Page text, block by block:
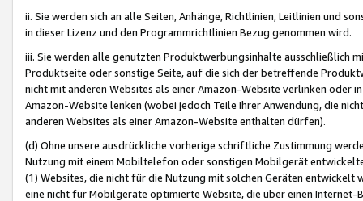
ii. Sie werden sich an alle Seiten, Anhänge, Richtlinien, Leitlinien und
in dieser Lizenz und den Programmrichtlinien Bezug genommen wird.
iii. Sie werden alle genutzten Produktwerbungsinhalte ausschließlich
Produktseite oder sonstige Seite, auf die sich der betreffende
nicht mit anderen Websites als einer Amazon-Website verlinken oder
Amazon-Website lenken (wobei jedoch Teile Ihrer Anwendung, die
anderen Websites als einer Amazon-Website enthalten dürfen).
(d) Ohne unsere ausdrückliche vorherige schriftliche Zustimmung
Nutzung mit einem Mobiltelefon oder sonstigen Mobilgerät
(1) Websites, die nicht für die Nutzung mit solchen Geräten
eine nicht für Mobilgeräte optimierte Website, die über einen